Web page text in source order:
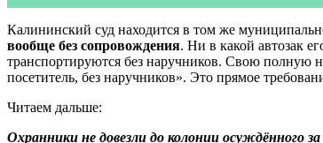
Калининский суд находится в том же
вообще без сопровождения. Ни в какой автозак
транспортируются без наручников. Свою полную
посетитель, без наручников». Это прямое
Читаем дальше:
Охранники не довезли до колонии осуждённого